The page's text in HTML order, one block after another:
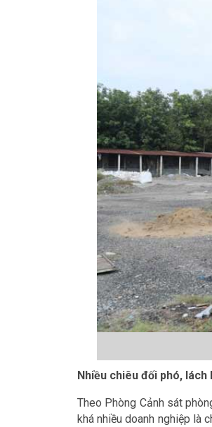
Nhiều chiêu đối phó, lách
Theo Phòng Cảnh sát
khá nhiều doanh nghiệp là